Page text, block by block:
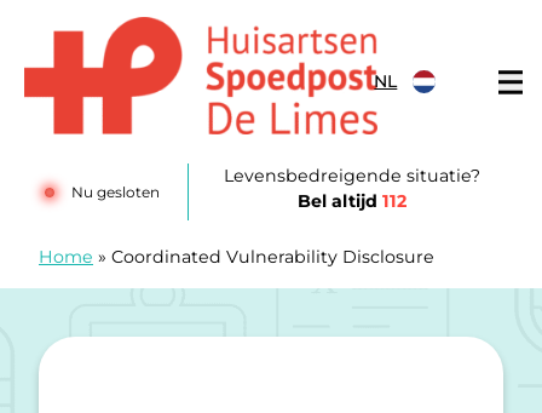
NL
Nu gesloten
Levensbedreigende situatie?
Bel altijd112
Home » Coordinated Vulnerability Disclosure